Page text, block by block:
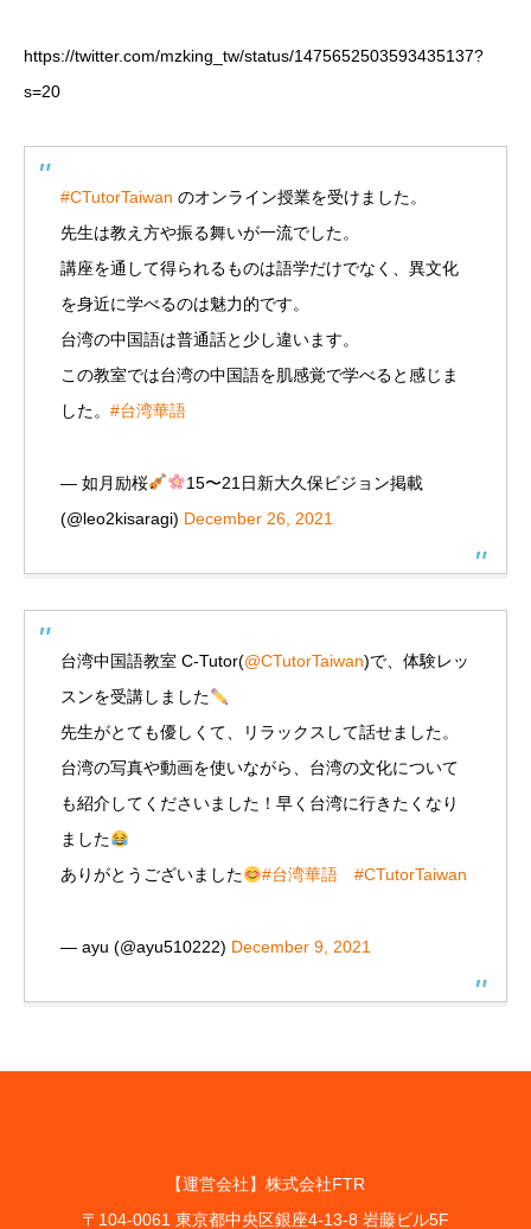
https://twitter.com/mzking_tw/status/1475652503593435137?
s=20
#CTutorTaiwan のオンライン授業を受けました。
先生は教え方や振る舞いが一流でした。
講座を通して得られるものは語学だけでなく、異文化
を身近に学べるのは魅力的です。
台湾の中国語は普通話と少し違います。
この教室では台湾の中国語を肌感覚で学べると感じま
した。 #台湾華語
— 如月励桜
15〜21日新大久保ビジョン掲載
(@leo2kisaragi) December 26, 2021
台湾中国語教室 C-Tutor(@CTutorTaiwan)で、体験レッ
スンを受講しました
先生がとても優しくて、リラックスして話せました。
台湾の写真や動画を使いながら、台湾の文化について
も紹介してくださいました！早く台湾に行きたくなり
ました
ありがとうございました
#台湾華語 #CTutorTaiwan
— ayu (@ayu510222) December 9, 2021
【運営会社】株式会社FTR
〒104-0061 東京都中央区銀座4-13-8 岩藤ビル5F